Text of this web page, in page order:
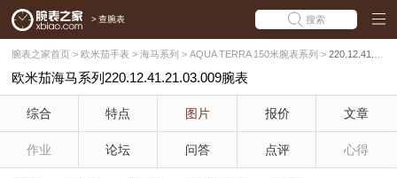
> 查腕表 搜索
腕表之家首页 > 欧米茄手表 > 海马系列 > AQUA TERRA 150米腕表系列 > 220.12.41.21.03.009
欧米茄海马系列220.12.41.21.03.009腕表
综合 特点 图片 报价 文章
作业 论坛 问答 点评 心得